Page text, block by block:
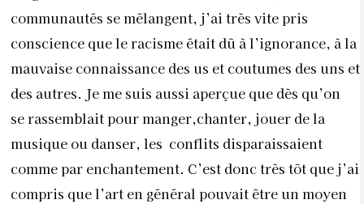
communautés se mélangent, j’ai très vite pris
conscience que le racisme était dû à l’ignorance, à la
mauvaise connaissance des us et coutumes des uns et
des autres. Je me suis aussi aperçue que dès qu’on
se rassemblait pour manger,chanter, jouer de la
musique ou danser, les conflits disparaissaient
comme par enchantement. C’est donc très tôt que j’ai
compris que l’art en général pouvait être un moyen